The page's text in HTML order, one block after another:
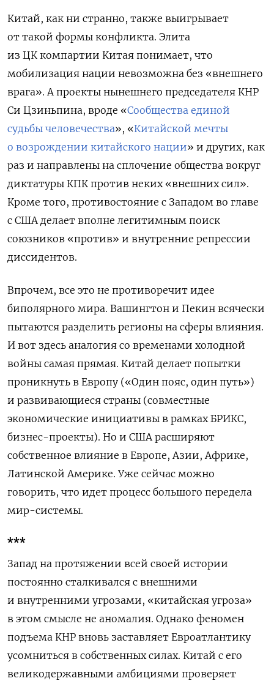
Китай, как ни странно, также выигрывает
от такой формы конфликта. Элита
из ЦК компартии Китая понимает, что
мобилизация нации невозможна без «внешнего
врага». А проекты нынешнего председателя КНР
Си Цзиньпина, вроде «Сообщества единой
судьбы человечества», «Китайской мечты
о возрождении китайского нации» и других, как
раз и направлены на сплочение общества вокруг
диктатуры КПК против неких «внешних сил».
Кроме того, противостояние с Западом во главе
с США делает вполне легитимным поиск
союзников «против» и внутренние репрессии
диссидентов.
Впрочем, все это не противоречит идее
биполярного мира. Вашингтон и Пекин всячески
пытаются разделить регионы на сферы влияния.
И вот здесь аналогия со временами холодной
войны самая прямая. Китай делает попытки
проникнуть в Европу («Один пояс, один путь»)
и развивающиеся страны (совместные
экономические инициативы в рамках БРИКС,
бизнес-проекты). Но и США расширяют
собственное влияние в Европе, Азии, Африке,
Латинской Америке. Уже сейчас можно
говорить, что идет процесс большого передела
мир-системы.
***
Запад на протяжении всей своей истории
постоянно сталкивался с внешними
и внутренними угрозами, «китайская угроза»
в этом смысле не аномалия. Однако феномен
подъема КНР вновь заставляет Евроатлантику
усомниться в собственных силах. Китай с его
великодержавными амбициями проверяет